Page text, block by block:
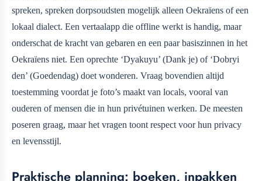
spreken, spreken dorpsoudsten mogelijk alleen Oekraïens of een
lokaal dialect. Een vertaalapp die offline werkt is handig, maar
onderschat de kracht van gebaren en een paar basiszinnen in het
Oekraïens niet. Een oprechte ‘Dyakuyu’ (Dank je) of ‘Dobryi
den’ (Goedendag) doet wonderen. Vraag bovendien altijd
toestemming voordat je foto’s maakt van locals, vooral van
ouderen of mensen die in hun privétuinen werken. De meesten
poseren graag, maar het vragen toont respect voor hun privacy
en levensstijl.
Praktische planning: boeken, inpakken